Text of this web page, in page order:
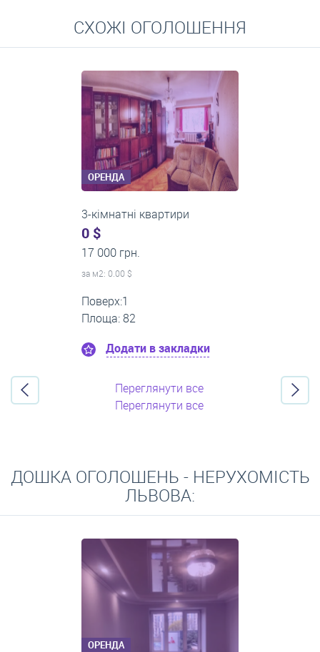
Середні ціни на довготривалу оренду квартир, особняків,
кімнат
СХОЖІ ОГОЛОШЕННЯ
ОРЕНДА
3-кімнатні квартири
600 $
0 грн.
за м2: 7.23 $
Поверх:4
Площа: 83
Додати в закладки
Переглянути все
Переглянути все
ДОШКА ОГОЛОШЕНЬ - НЕРУХОМІСТЬ
ЛЬВОВА:
ОРЕНДА